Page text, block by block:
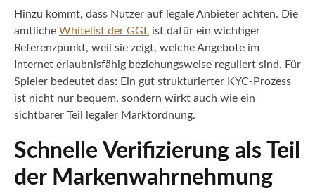
Hinzu kommt, dass Nutzer auf legale Anbieter achten. Die
amtliche Whitelist der GGL ist dafür ein wichtiger
Referenzpunkt, weil sie zeigt, welche Angebote im
Internet erlaubnisfähig beziehungsweise reguliert sind. Für
Spieler bedeutet das: Ein gut strukturierter KYC-Prozess
ist nicht nur bequem, sondern wirkt auch wie ein
sichtbarer Teil legaler Marktordnung.
Schnelle Verifizierung als Teil
der Markenwahrnehmung